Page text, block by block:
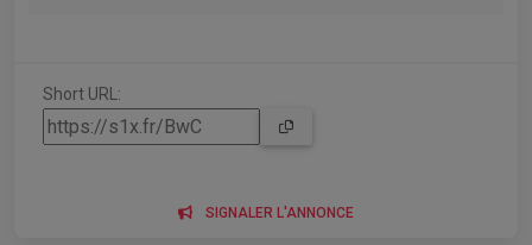
Short URL:
SIGNALER L'ANNONCE